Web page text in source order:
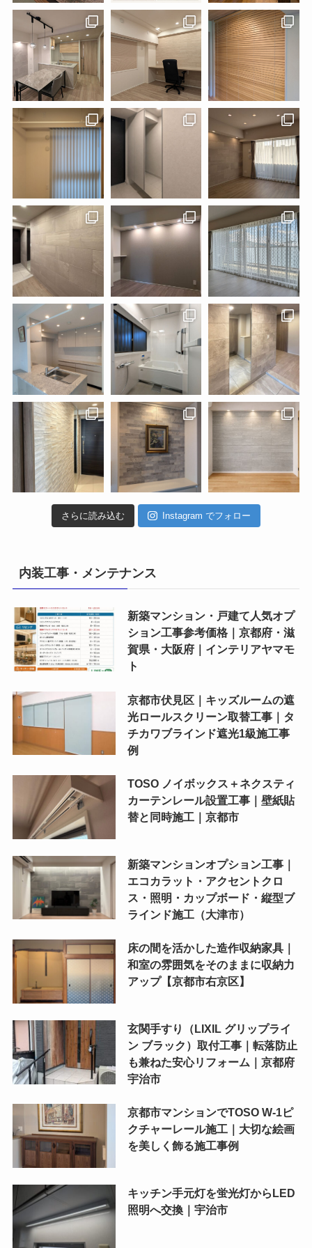
さらに読み込む Instagram でフォロー
内装工事・メンテナンス
新築マンション・戸建て人気オプ
ション工事参考価格｜京都府・滋
賀県・大阪府｜インテリアヤマモ
ト
京都市伏見区｜キッズルームの遮
光ロールスクリーン取替工事｜タ
チカワブラインド遮光1級施工事
例
TOSO ノイボックス＋ネクスティ
カーテンレール設置工事｜壁紙貼
替と同時施工｜京都市
新築マンションオプション工事｜
エコカラット・アクセントクロ
ス・照明・カップボード・縦型ブ
ラインド施工（大津市）
床の間を活かした造作収納家具｜
和室の雰囲気をそのままに収納力
アップ【京都市右京区】
玄関手すり（LIXIL グリップライ
ン ブラック）取付工事｜転落防止
も兼ねた安心リフォーム｜京都府
宇治市
京都市マンションでTOSO W-1ピ
クチャーレール施工｜大切な絵画
を美しく飾る施工事例
キッチン手元灯を蛍光灯からLED
照明へ交換｜宇治市